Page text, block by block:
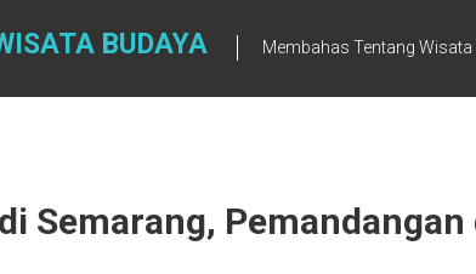
BUDAYA Membahas Tentang Wisata
Semarang, Pemandangan